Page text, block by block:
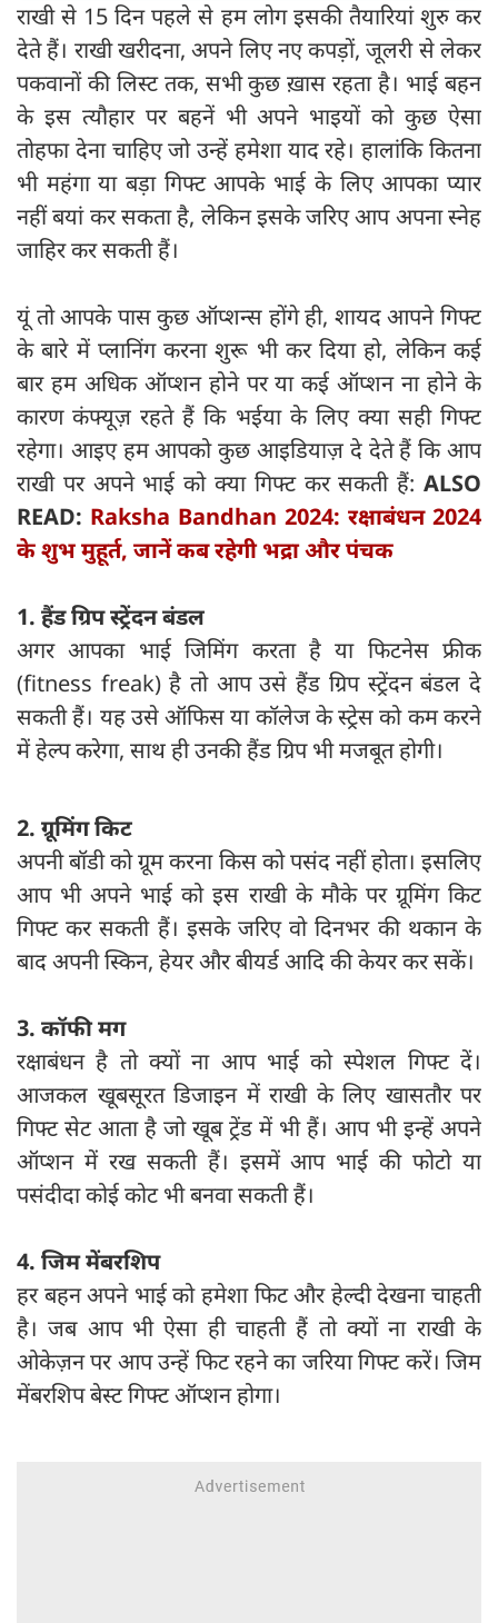
राखी से 15 दिन पहले से हम लोग इसकी तैयारियां शुरु कर
देते हैं। राखी खरीदना, अपने लिए नए कपड़ों, जूलरी से लेकर
पकवानों की लिस्ट तक, सभी कुछ ख़ास रहता है। भाई बहन
के इस त्यौहार पर बहनें भी अपने भाइयों को कुछ ऐसा
तोहफा देना चाहिए जो उन्हें हमेशा याद रहे। हालांकि कितना
भी महंगा या बड़ा गिफ्ट आपके भाई के लिए आपका प्यार
नहीं बयां कर सकता है, लेकिन इसके जरिए आप अपना स्नेह
जाहिर कर सकती हैं।
यूं तो आपके पास कुछ ऑप्शन्स होंगे ही, शायद आपने गिफ्ट
के बारे में प्लानिंग करना शुरू भी कर दिया हो, लेकिन कई
बार हम अधिक ऑप्शन होने पर या कई ऑप्शन ना होने के
कारण कंफ्यूज़ रहते हैं कि भईया के लिए क्या सही गिफ्ट
रहेगा। आइए हम आपको कुछ आइडियाज़ दे देते हैं कि आप
राखी पर अपने भाई को क्या गिफ्ट कर सकती हैं: ALSO
READ: Raksha Bandhan 2024: रक्षाबंधन 2024
के शुभ मुहूर्त, जानें कब रहेगी भद्रा और पंचक
1. हैंड ग्रिप स्ट्रेंदन बंडल
अगर आपका भाई जिमिंग करता है या फिटनेस फ्रीक
(fitness freak) है तो आप उसे हैंड ग्रिप स्ट्रेंदन बंडल दे
सकती हैं। यह उसे ऑफिस या कॉलेज के स्ट्रेस को कम करने
में हेल्प करेगा, साथ ही उनकी हैंड ग्रिप भी मजबूत होगी।
2. ग्रूमिंग किट
अपनी बॉडी को ग्रूम करना किस को पसंद नहीं होता। इसलिए
आप भी अपने भाई को इस राखी के मौके पर ग्रूमिंग किट
गिफ्ट कर सकती हैं। इसके जरिए वो दिनभर की थकान के
बाद अपनी स्किन, हेयर और बीयर्ड आदि की केयर कर सकें।
3. कॉफी मग
रक्षाबंधन है तो क्यों ना आप भाई को स्पेशल गिफ्ट दें।
आजकल खूबसूरत डिजाइन में राखी के लिए खासतौर पर
गिफ्ट सेट आता है जो खूब ट्रेंड में भी हैं। आप भी इन्हें अपने
ऑप्शन में रख सकती हैं। इसमें आप भाई की फोटो या
पसंदीदा कोई कोट भी बनवा सकती हैं।
4. जिम मेंबरशिप
हर बहन अपने भाई को हमेशा फिट और हेल्दी देखना चाहती
है। जब आप भी ऐसा ही चाहती हैं तो क्यों ना राखी के
ओकेज़न पर आप उन्हें फिट रहने का जरिया गिफ्ट करें। जिम
मेंबरशिप बेस्ट गिफ्ट ऑप्शन होगा।